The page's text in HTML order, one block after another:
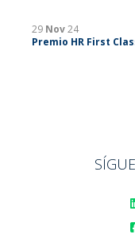
29 Nov24
Premio HR First